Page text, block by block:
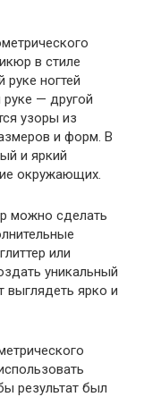
в стиле
руке ногтей
руке — другой
узоры из
и форм. В
и яркий
окружающих.
можно сделать
или
уникальный
выглядеть ярко и
результат был